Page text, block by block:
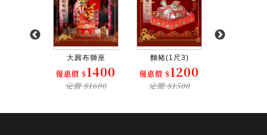
大圓布獅座
優惠價 $1400
定價 $1600
麵豬(1尺3)
優惠價 $1200
定價 $1500